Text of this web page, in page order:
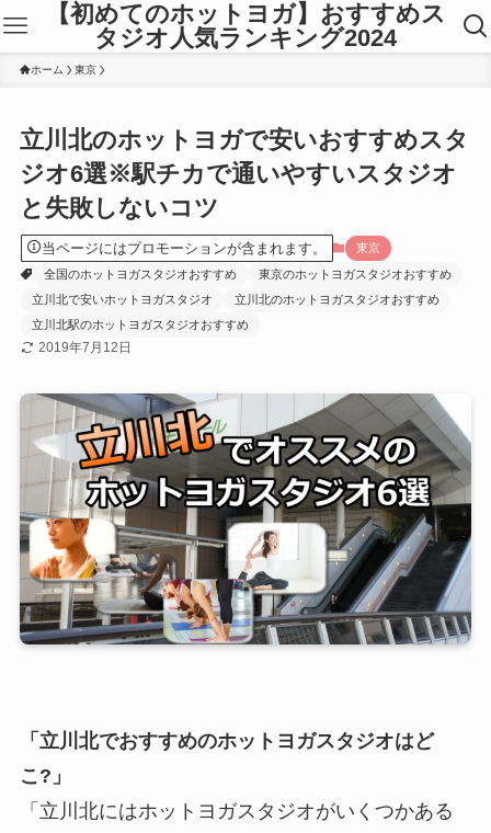
【初めてのホットヨガ】おすすめス
タジオ人気ランキング2024
ホーム 東京
立川北のホットヨガで安いおすすめスタ
ジオ6選※駅チカで通いやすいスタジオ
と失敗しないコツ
当ページにはプロモーションが含まれます。
東京
全国のホットヨガスタジオおすすめ
東京のホットヨガスタジオおすすめ
立川北で安いホットヨガスタジオ
立川北のホットヨガスタジオおすすめ
立川北駅のホットヨガスタジオおすすめ
2019年7月12日
「立川北でおすすめのホットヨガスタジオはど
こ?」
「立川北にはホットヨガスタジオがいくつかある